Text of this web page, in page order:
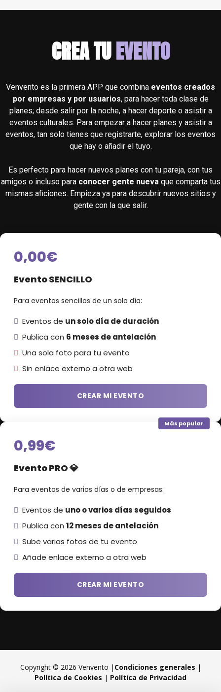
CREA TUEVENTO
Venvento es la primera APP que combina eventos creados
por empresas y por usuarios, para hacer toda clase de
planes; desde salir por la noche, a hacer deporte o asistir a
eventos culturales. Para empezar a hacer planes y asistir a
eventos, tan solo tienes que registrarte, explorar los eventos
que hay o añadir el tuyo.
Es perfecto para hacer nuevos planes con tu pareja, con tus
amigos o incluso para conocer gente nueva que comparta tus
mismas aficiones. Empieza ya para descubrir nuevos sitios y
gente con la que salir.
0,00€
Evento SENCILLO
Para eventos sencillos de un solo día:
Eventos de un solo día de duración
Publica con 6 meses de antelación
Una sola foto para tu evento
Sin enlace externo a otra web
CREAR MI EVENTO
Más popular
0,99€
Evento PRO 💎
Para eventos de varios días o de empresas:
Eventos de uno o varios días seguidos
Publica con 12 meses de antelación
Sube varias fotos de tu evento
Añade enlace externo a otra web
CREAR MI EVENTO
Copyright © 2026 Venvento | Condiciones generales |
Política de Cookies | Política de Privacidad